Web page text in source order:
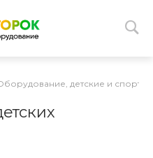
детские и